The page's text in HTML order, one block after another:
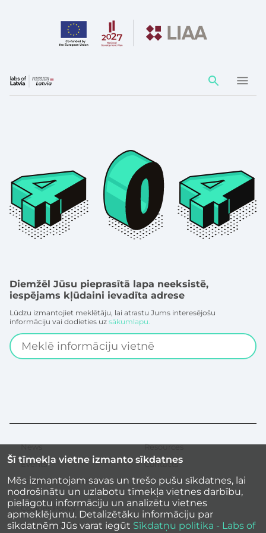
Action
element
Diemžēl Jūsu pieprasītā lapa neeksistē,
iespējams kļūdaini ievadīta adrese
Lūdzu izmantojiet meklētāju, lai atrastu Jums interesējošu
informāciju vai dodieties uz sākumlapu.
Search
Šī tīmekļa vietne izmanto sīkdatnes
Mēs izmantojam savas un trešo pušu sīkdatnes, lai
nodrošinātu un uzlabotu tīmekļa vietnes darbību,
pielāgotu informāciju un analizētu vietnes
apmeklējumu. Detalizētāku informāciju par
sīkdatnēm Jūs varat iegūt Sīkdatņu politika - Labs of
Secondary
menu
News
Events
Inspirational stories
Resources
Contacts
Cookies Policy
Site accessibility